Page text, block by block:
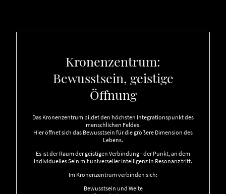
Kronenzentrum:
Bewusstsein, geistige
Öffnung
Das Kronenzentrum bildet den höchsten Integrationspunkt des
menschlichen Feldes.
Hier öffnet sich das Bewusstsein für die größere Dimension des
Lebens.
Es ist der Raum der geistigen Verbindung - der Punkt, an dem
individuelles Sein mit universeller Intelligenz in Resonanz tritt.
Im Kronenzentrum verbinden sich:
Bewusstsein und Weite